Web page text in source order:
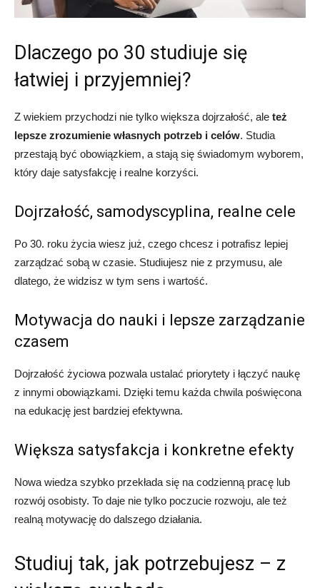
Dlaczego po 30 studiuje się
łatwiej i przyjemniej?
Z wiekiem przychodzi nie tylko większa dojrzałość, ale też
lepsze zrozumienie własnych potrzeb i celów. Studia
przestają być obowiązkiem, a stają się świadomym wyborem,
który daje satysfakcję i realne korzyści.
Dojrzałość, samodyscyplina, realne cele
Po 30. roku życia wiesz już, czego chcesz i potrafisz lepiej
zarządzać sobą w czasie. Studiujesz nie z przymusu, ale
dlatego, że widzisz w tym sens i wartość.
Motywacja do nauki i lepsze zarządzanie
czasem
Dojrzałość życiowa pozwala ustalać priorytety i łączyć naukę
z innymi obowiązkami. Dzięki temu każda chwila poświęcona
na edukację jest bardziej efektywna.
Większa satysfakcja i konkretne efekty
Nowa wiedza szybko przekłada się na codzienną pracę lub
rozwój osobisty. To daje nie tylko poczucie rozwoju, ale też
realną motywację do dalszego działania.
Studiuj tak, jak potrzebujesz – z